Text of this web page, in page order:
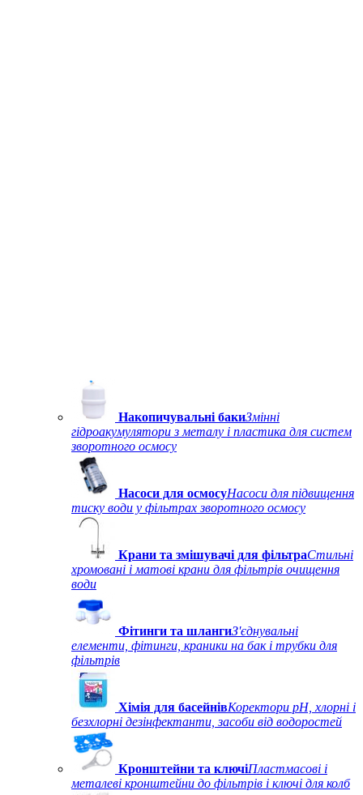
Накопичувальні бакиЗмінні
гідроакумулятори з металу і пластика для систем
зворотного осмосу
Насоси для осмосуНасоси для підвищення
тиску води у фільтрах зворотного осмосу
Крани та змішувачі для фільтраСтильні
хромовані і матові крани для фільтрів очищення
води
Фітинги та шлангиЗ'єднувальні
елементи, фітинги, краники на бак і трубки для
фільтрів
Хімія для басейнівКоректори рН, хлорні і
безхлорні дезінфектанти, засоби від водоростей
Кронштейни та ключіПластмасові і
металеві кронштейни до фільтрів і ключі для колб